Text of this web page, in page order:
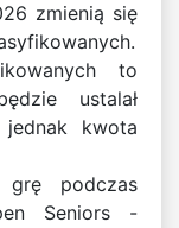
zmienią się
to
ustalał
kwota
podczas
Seniors -